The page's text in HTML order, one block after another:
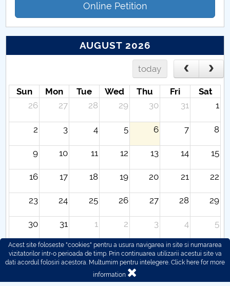
Online Petition
AUGUST 2026
today
Sun Mon Tue Wed Thu Fri
Sat
26
27 28 29 30 31 1
2 3 4 5 6 7 8
9 10 11 12 13 14 15
16 17 18 19 20 21 22
23 24 25 26 27 28 29
30 31 1 2 3 4 5
Acest site foloseste "cookies" pentru a usura navigarea in site si numararea
vizitatorilor intr-o perioada de timp. Prin continuarea utilizarii acestui site va
dati acordul folosiri acestora. Multumim pentru intelegere. Click here for more
information